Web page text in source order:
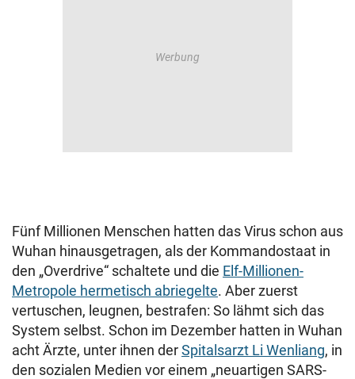
Fünf Millionen Menschen hatten das Virus schon aus
Wuhan hinausgetragen, als der Kommandostaat in
den „Overdrive“ schaltete und die Elf-Millionen-
Metropole hermetisch abriegelte. Aber zuerst
vertuschen, leugnen, bestrafen: So lähmt sich das
System selbst. Schon im Dezember hatten in Wuhan
acht Ärzte, unter ihnen derSpitalsarzt Li Wenliang, in
den sozialen Medien vor einem „neuartigen SARS-